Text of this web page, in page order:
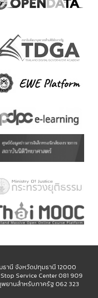
ธานี จังหวัดปทุมธานี 12000
Service Center 081 909
พยานสำหรับภาครัฐ 062 323